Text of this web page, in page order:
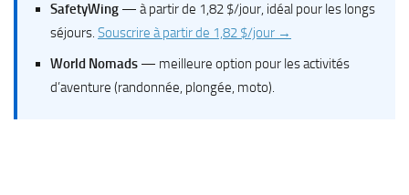
SafetyWing — à partir de 1,82 $/jour, idéal pour les longs
séjours. Souscrire à partir de 1,82 $/jour →
World Nomads — meilleure option pour les activités
d’aventure (randonnée, plongée, moto).